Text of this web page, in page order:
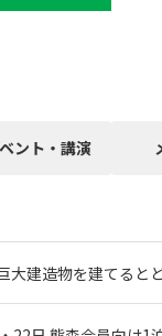
ント・講演
大建造物を建てると